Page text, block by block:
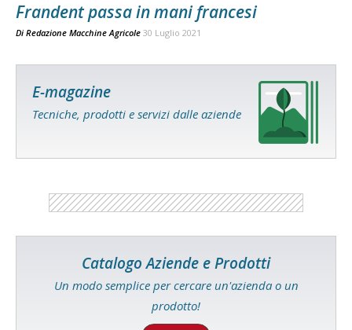
Frandent passa in mani francesi
Di Redazione Macchine Agricole 30 Luglio 2021
E-magazine
Tecniche, prodotti e servizi dalle aziende
Catalogo Aziende e Prodotti
Un modo semplice per cercare un'azienda o un
prodotto!